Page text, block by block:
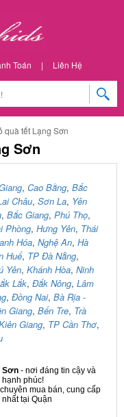
Toán | Liên Hệ
quà tết Lạng Sơn
Sơn
, Cao Bằng, Bắc
Châu, Sơn La, Yên
, Bắc Giang, Phú Thọ,
Phòng, Hưng Yên, Thái
Hóa, Nghệ An, Hà
Huế, TP Đà Nẵng,
Yên, Khánh Hòa, Ninh
Lắk, Đắk Nông, Lâm
, Đồng Nai, Bà Rịa -
Giang, Bến Tre, Trà
Giang, TP Cần Thơ,
Sơn - nơi đáng tin cậy và
phúc!
mua bán, cung cấp
tại Quận